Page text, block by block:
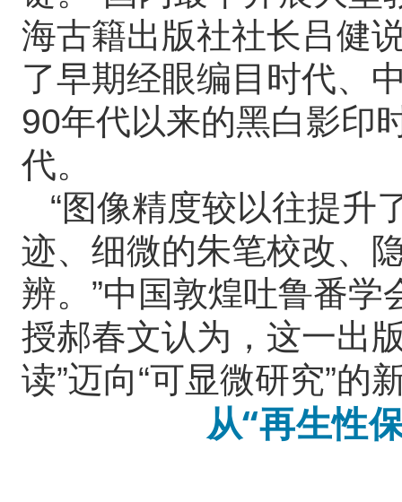
海古籍出版社社长吕健
了早期经眼编目时代、
90年代以来的黑白影印
代。
“图像精度较以往提升
迹、细微的朱笔校改、
辨。”中国敦煌吐鲁番
授郝春文认为，这一出
读”迈向“可显微研究”的
从“再生性